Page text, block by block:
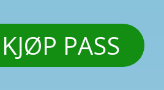
KJØP PASS